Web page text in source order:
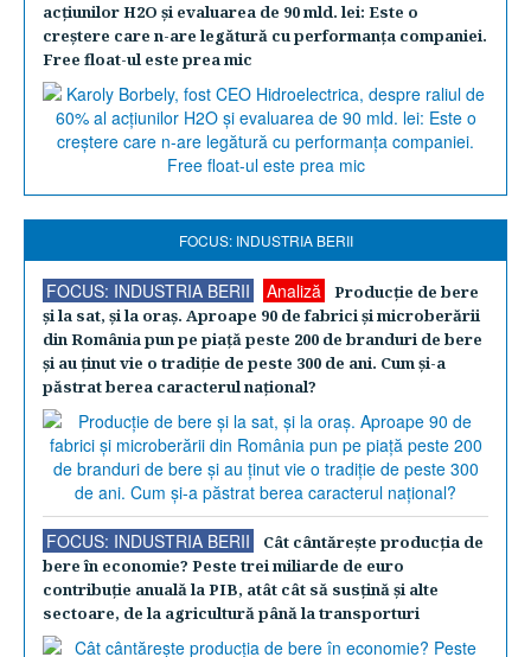
acţiunilor H2O şi evaluarea de 90 mld. lei: Este o
creştere care n-are legătură cu performanţa companiei.
Free float-ul este prea mic
FOCUS: INDUSTRIA BERII
FOCUS: INDUSTRIA BERII Analiză
Producţie de bere
şi la sat, şi la oraş. Aproape 90 de fabrici şi microberării
din România pun pe piaţă peste 200 de branduri de bere
şi au ţinut vie o tradiţie de peste 300 de ani. Cum şi-a
păstrat berea caracterul naţional?
FOCUS: INDUSTRIA BERII
Cât cântăreşte producţia de
bere în economie? Peste trei miliarde de euro
contribuţie anuală la PIB, atât cât să susţină şi alte
sectoare, de la agricultură până la transporturi